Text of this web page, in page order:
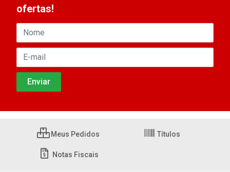
ofertas!
Meus Pedidos Títulos
Notas Fiscais